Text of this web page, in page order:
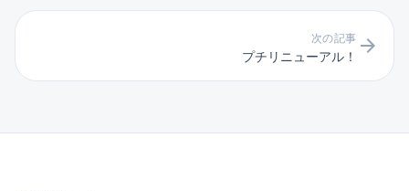
次の記事
プチリニューアル！ arrow_forward